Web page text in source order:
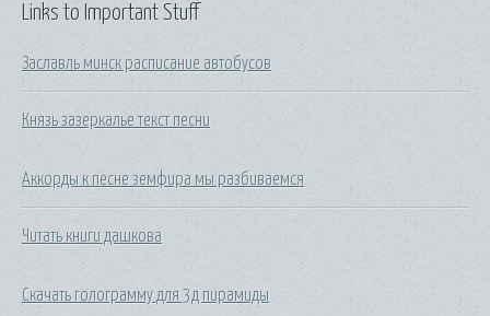
Links to Important Stuff
Заславль минск расписание автобусов
Князь зазеркалье текст песни
Аккорды к песне земфира мы разбиваемся
Читать книги дашкова
Скачать голограмму для 3д пирамиды